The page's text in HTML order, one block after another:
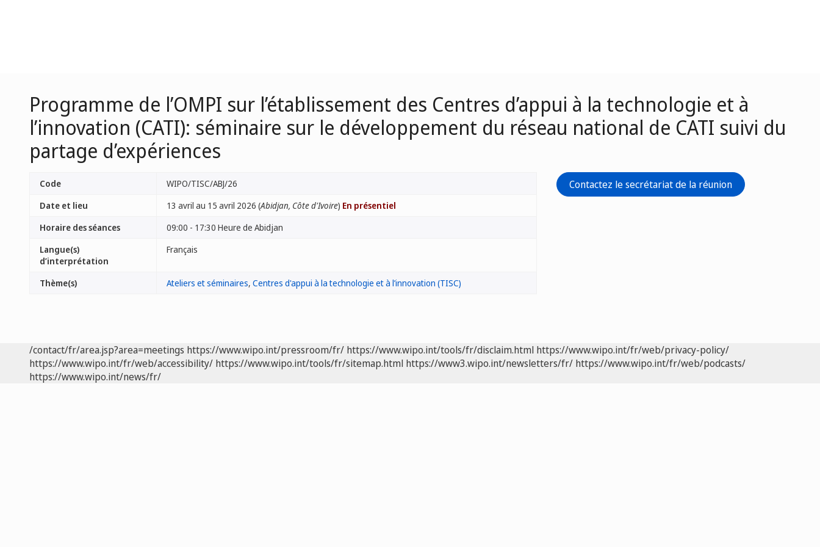
Programme de l’OMPI sur l’établissement des Centres d’appui à la technologie et à
l’innovation (CATI): séminaire sur le développement du réseau national de CATI suivi du
partage d’expériences
Code
WIPO/TISC/ABJ/26
Date et lieu
13 avril au 15 avril 2026 (Abidjan, Côte d'Ivoire) En présentiel
Horaire des séances
09:00 - 17:30 Heure de Abidjan
Langue(s)
d’interprétation
Français
Thème(s) Ateliers et séminaires, Centres d'appui à la technologie et à l’innovation (TISC)
Contactez le secrétariat de la réunion
/contact/fr/area.jsp?area=meetings https://www.wipo.int/pressroom/fr/ https://www.wipo.int/tools/fr/disclaim.html https://www.wipo.int/fr/web/privacy-policy/
https://www.wipo.int/fr/web/accessibility/ https://www.wipo.int/tools/fr/sitemap.html https://www3.wipo.int/newsletters/fr/ https://www.wipo.int/fr/web/podcasts/
https://www.wipo.int/news/fr/